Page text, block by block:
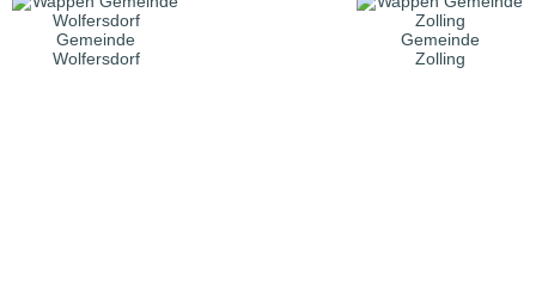
Gemeinde
Wolfersdorf
Gemeinde
Zolling